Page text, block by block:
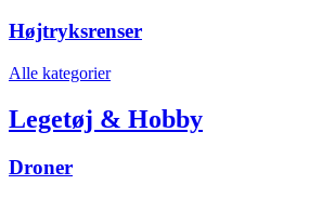
Højtryksrenser
Alle kategorier
Legetøj & Hobby
Droner